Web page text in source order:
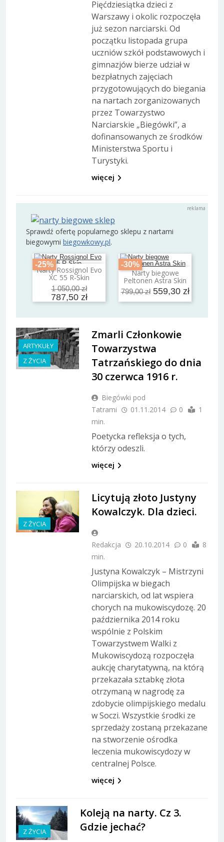
Pięćdziesiątka dzieci z
Warszawy i okolic rozpoczęła
już sezon narciarski. Od
początku listopada grupa
uczniów szkół podstawowych i
gimnazjów bierze udział w
bezpłatnych zajęciach
przygotowujących do biegania
na nartach zorganizowanych
przez Towarzystwo
Narciarskie „Biegówki”, a
dofinansowanych ze środków
Ministerstwa Sportu i
Turystyki.
więcej
Sprawdź ofertę popularnego sklepu z nartami
biegowymi biegowkowy.pl.
-25%
Narty Rossignol Evo
XC 55 R-Skin
1 050,00 zł
787,50 zł
Dodaj do koszyka
-30%
Narty biegowe
Peltonen Astra Skin
799,00 zł 559,30 zł
Dodaj do koszyka
ARTYKUŁY
Z ŻYCIA
Zmarli Członkowie
Towarzystwa
Tatrzańskiego do dnia
30 czerwca 1916 r.
Biegówki pod
Tatrami
01.11.2014 0
1
min.
Poetycka refleksja o tych,
którzy odeszli.
więcej
Z ŻYCIA
Licytują złoto Justyny
Kowalczyk. Dla dzieci.
Redakcja 20.10.2014 0
8
min.
Justyna Kowalczyk – Mistrzyni
Olimpijska w biegach
narciarskich, od lat wspiera
chorych na mukowiscydozę. 20
października 2014 roku
wspólnie z Polskim
Towarzystwem Walki z
Mukowiscydozą rozpoczęła
aukcję charytatywną, na którą
przekazała sztabkę złota
otrzymaną w nagrodę za
zdobycie olimpijskiego medalu
w Soczi. Wszystkie środki ze
sprzedaży zostaną przekazane
na stworzenie ośrodka
leczenia mukowiscydozy w
centralnej Polsce.
więcej
Z ŻYCIA
Koleją na narty. Cz 3.
Gdzie jechać?